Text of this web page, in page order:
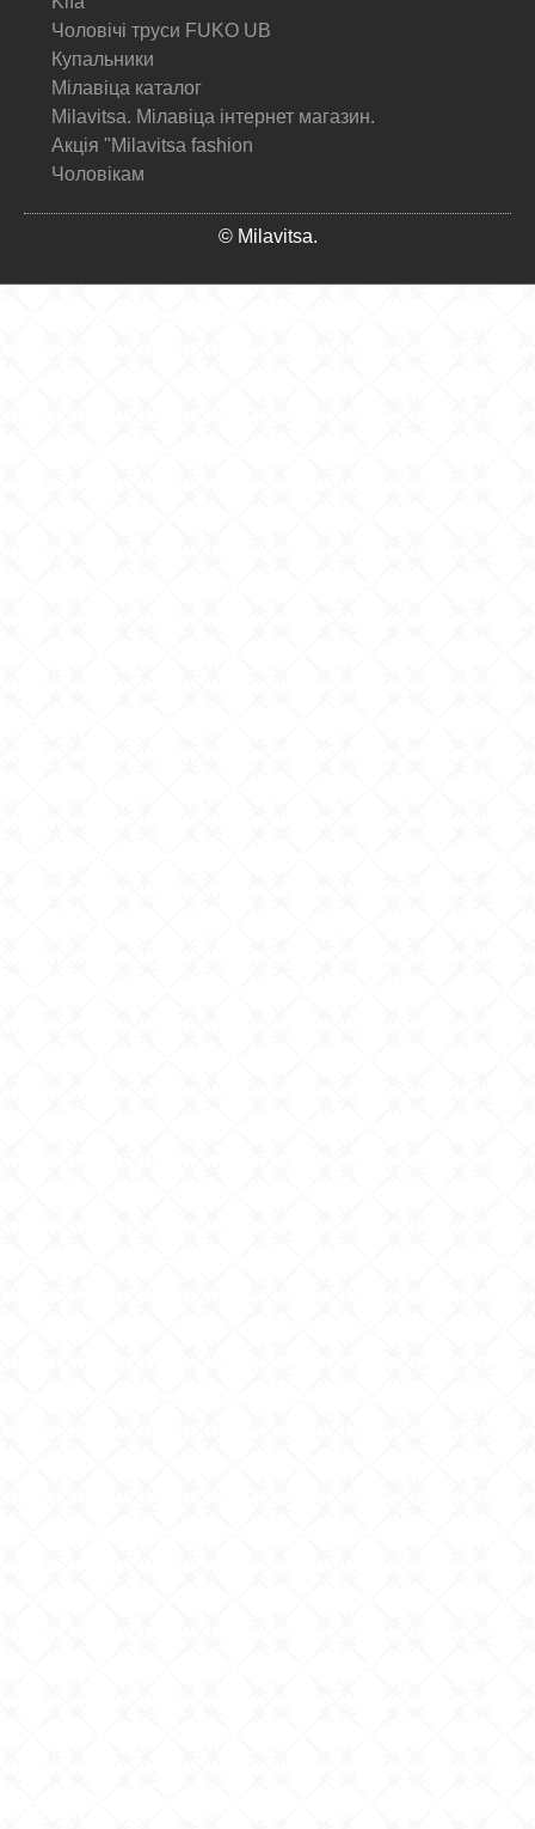
Чоловічі труси FUKO UB
Купальники
Мілавіца каталог
Milavitsa. Мілавіца інтернет магазин.
Акція "Milavitsa fashion
Чоловікам
© Milavitsa.